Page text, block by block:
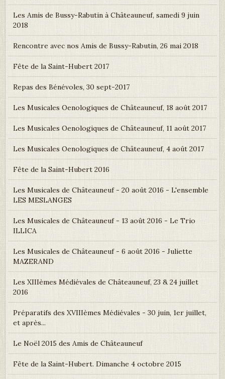
Les Amis de Bussy-Rabutin à Châteauneuf, samedi 9 juin
2018
Rencontre avec nos Amis de Bussy-Rabutin, 26 mai 2018
Fête de la Saint-Hubert 2017
Repas des Bénévoles, 30 sept-2017
Les Musicales Oenologiques de Châteauneuf, 18 août 2017
Les Musicales Oenologiques de Châteauneuf, 11 août 2017
Les Musicales Oenologiques de Châteauneuf, 4 août 2017
Fête de la Saint-Hubert 2016
Les Musicales de Châteauneuf - 20 août 2016 - L'ensemble
LES MESLANGES
Les Musicales de Châteauneuf - 13 août 2016 - Le Trio
ILLICA
Les Musicales de Châteauneuf - 6 août 2016 - Juliette
MAZERAND
Les XIIIèmes Médiévales de Châteauneuf, 23 & 24 juillet
2016
Préparatifs des XVIIIèmes Médiévales - 30 juin, 1er juillet,
et après...
Le Noël 2015 des Amis de Châteauneuf
Fête de la Saint-Hubert. Dimanche 4 octobre 2015